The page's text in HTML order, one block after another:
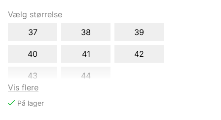
Vælg størrelse
Vis flere
37 38 39
40 41 42
43 44